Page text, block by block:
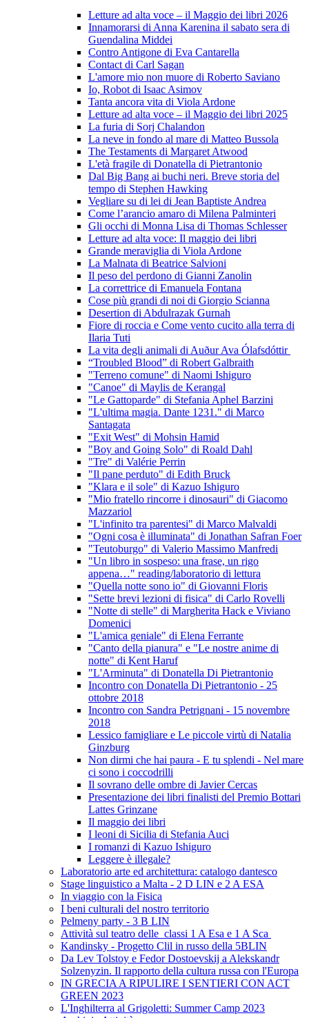
Letture ad alta voce – il Maggio dei libri 2026
Innamorarsi di Anna Karenina il sabato sera di
Guendalina Middei
Contro Antigone di Eva Cantarella
Contact di Carl Sagan
L'amore mio non muore di Roberto Saviano
Io, Robot di Isaac Asimov
Tanta ancora vita di Viola Ardone
Letture ad alta voce – il Maggio dei libri 2025
La furia di Sorj Chalandon
La neve in fondo al mare di Matteo Bussola
The Testaments di Margaret Atwood
L'età fragile di Donatella di Pietrantonio
Dal Big Bang ai buchi neri. Breve storia del
tempo di Stephen Hawking
Vegliare su di lei di Jean Baptiste Andrea
Come l’arancio amaro di Milena Palminteri
Gli occhi di Monna Lisa di Thomas Schlesser
Letture ad alta voce: Il maggio dei libri
Grande meraviglia di Viola Ardone
La Malnata di Beatrice Salvioni
Il peso del perdono di Gianni Zanolin
La correttrice di Emanuela Fontana
Cose più grandi di noi di Giorgio Scianna
Desertion di Abdulrazak Gurnah
Fiore di roccia e Come vento cucito alla terra di
Ilaria Tuti
La vita degli animali di Auður Ava Ólafsdóttir
“Troubled Blood” di Robert Galbraith
"Terreno comune" di Naomi Ishiguro
"Canoe" di Maylis de Kerangal
"Le Gattoparde" di Stefania Aphel Barzini
"L'ultima magia. Dante 1231." di Marco
Santagata
"Exit West" di Mohsin Hamid
"Boy and Going Solo" di Roald Dahl
"Tre" di Valérie Perrin
"Il pane perduto" di Edith Bruck
"Klara e il sole" di Kazuo Ishiguro
"Mio fratello rincorre i dinosauri" di Giacomo
Mazzariol
"L'infinito tra parentesi" di Marco Malvaldi
"Ogni cosa è illuminata" di Jonathan Safran Foer
"Teutoburgo" di Valerio Massimo Manfredi
"Un libro in sospeso: una frase, un rigo
appena…" reading/laboratorio di lettura
"Quella notte sono io" di Giovanni Floris
"Sette brevi lezioni di fisica" di Carlo Rovelli
"Notte di stelle" di Margherita Hack e Viviano
Domenici
"L'amica geniale" di Elena Ferrante
"Canto della pianura" e "Le nostre anime di
notte" di Kent Haruf
"L'Arminuta" di Donatella Di Pietrantonio
Incontro con Donatella Di Pietrantonio - 25
ottobre 2018
Incontro con Sandra Petrignani - 15 novembre
2018
Lessico famigliare e Le piccole virtù di Natalia
Ginzburg
Non dirmi che hai paura - E tu splendi - Nel mare
ci sono i coccodrilli
Il sovrano delle ombre di Javier Cercas
Presentazione dei libri finalisti del Premio Bottari
Lattes Grinzane
Il maggio dei libri
I leoni di Sicilia di Stefania Auci
I romanzi di Kazuo Ishiguro
Leggere è illegale?
Laboratorio arte ed architettura: catalogo dantesco
Stage linguistico a Malta - 2 D LIN e 2 A ESA
In viaggio con la Fisica
I beni culturali del nostro territorio
Pelmeny party - 3 B LIN
Attività sul teatro delle classi 1 A Esa e 1 A Sca
Kandinsky - Progetto Clil in russo della 5BLIN
Da Lev Tolstoy e Fedor Dostoevskij a Alekskandr
Solzenyzin. Il rapporto della cultura russa con l'Europa
IN GRECIA A RIPULIRE I SENTIERI CON ACT
GREEN 2023
L'Inghilterra al Grigoletti: Summer Camp 2023